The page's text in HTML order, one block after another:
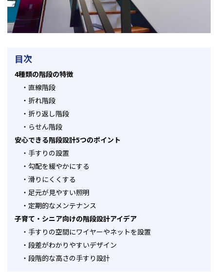
目次
4種類の階段の特徴
・ 直線階段
・ 折れ階段
・ 折り返し階段
・ らせん階段
安心できる階段設計5つのポイント
・ 手すりの設置
・ 勾配を緩やかにする
・ 滑りにくくする
・ 足元が見やすい照明
・ 定期的なメンテナンス
子育て・シニア向けの階段設計アイデア
・ 手すりの空間にワイヤーやネットを設置
・ 段差がわかりやすいデザイン
・ 段階的な高さの手すり設計